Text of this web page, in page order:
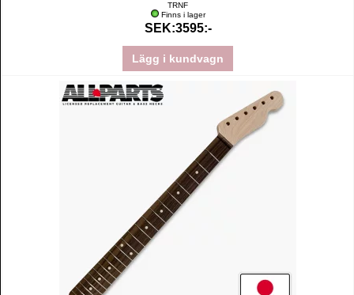
TRNF
Finns i lager
SEK:3595:-
Lägg i kundvagn